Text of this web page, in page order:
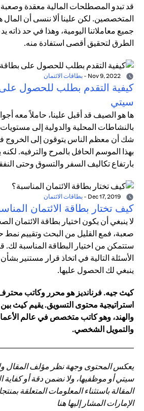
قد تبدو المصطلحات المالية معقدة وصعبة
المتخصصين. لكن علينا ألا ننسى أن
جميع معاملاتنا اليومية، وهذا في حد
الطرق لتحقيق أقصى استفادة منه.
- بطاقات الائتمان
كيفية التقدم بطلب للحصول
سيتي
ها هو الصيف قد أقبل علينا، حاملاً معه
بالنشاطات المحلية والدولية إلى مستويات
شك أن معظم الناس يتوقون إلى الخروج
بهذا الموسم الحافل بالمرح والترفيه.
بارتفاع تكاليف السفر والتسوق وحتى
- بطاقات الائتمان
كيف تختار بطاقة الائتمان
لا ينبغي أن يكون اختيار بطاقة الائتمان
صعبة، فمع القليل من البحث وتقييم نمط
ستتمكن من اختيار البطاقة المناسبة
الأسئلة التالية في اتخاذ قرار مستنير
ينبغي لك الحصول عليها.
كيث جيه. فرنانديز هو محرر وكاتب
استراتيجية محتوى التسويق. يقيم كيث بين
والهند، وهو كاتب متخصص في عالم
والتمويل الشخصي.
يعكس المحتوى وجهة نظر مؤلف المقال
سيتي أو موظفيها، ولا نضمن دقة أو كفاية
المقالة باستثناء المعلومات المتعلقة
الإمارات المشار إليها هنا